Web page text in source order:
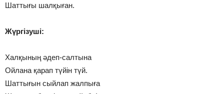
Шаттығы шалқыған.
Жүргізуші:
Халқының әдеп-салтына
Ойлана қарап түйін түй.
Шаттығын сыйлап жалпыға